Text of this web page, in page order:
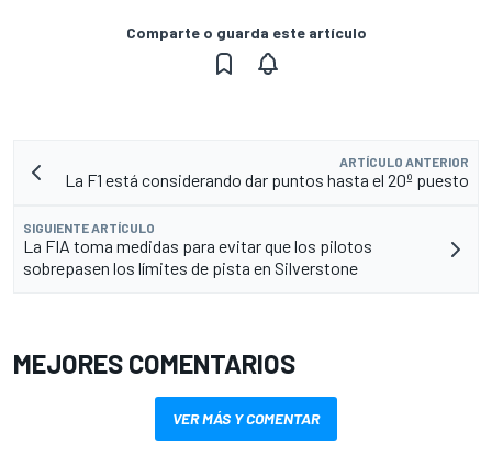
Comparte o guarda este artículo
ARTÍCULO ANTERIOR
La F1 está considerando dar puntos hasta el 20º puesto
SIGUIENTE ARTÍCULO
La FIA toma medidas para evitar que los pilotos
sobrepasen los límites de pista en Silverstone
MEJORES COMENTARIOS
VER MÁS Y COMENTAR